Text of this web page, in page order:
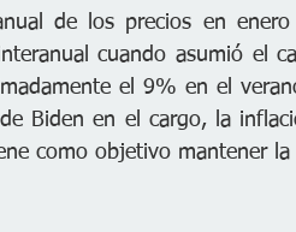
de los precios en
cuando asumió el
el 9% en el
Biden en el cargo, la
como objetivo mantener